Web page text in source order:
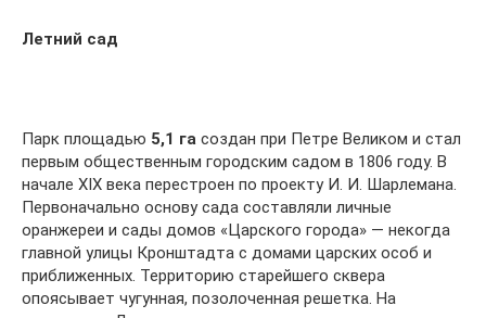
Летний сад
Парк площадью 5,1 га создан при Петре Великом и стал
первым общественным городским садом в 1806 году. В
начале XIX века перестроен по проекту И. И. Шарлемана.
Первоначально основу сада составляли личные
оранжереи и сады домов «Царского города» — некогда
главной улицы Кронштадта с домами царских особ и
приближенных. Территорию старейшего сквера
опоясывает чугунная, позолоченная решетка. На